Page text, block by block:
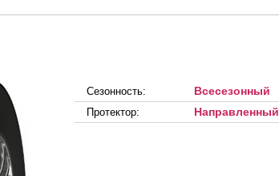
Сезонность: Всесезонный
Протектор: Направленный